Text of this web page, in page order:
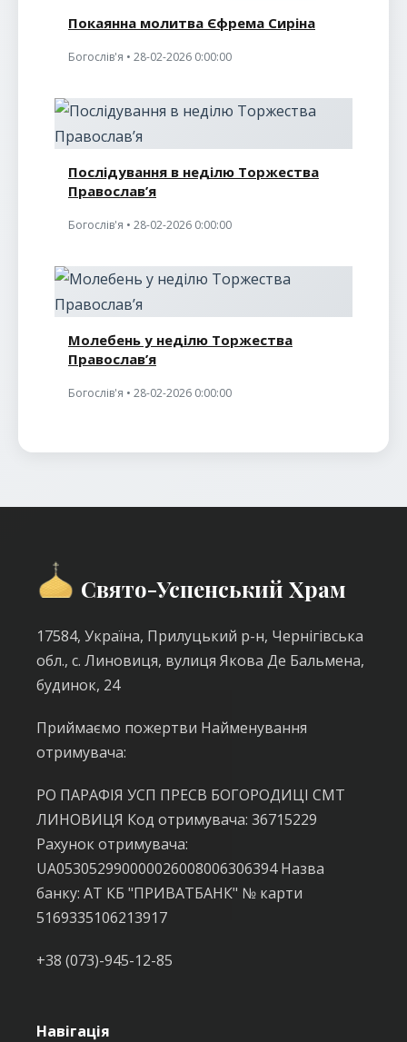
Покаянна молитва Єфрема Сиріна
Богослів'я • 28-02-2026 0:00:00
Послідування в неділю Торжества
Православ’я
Богослів'я • 28-02-2026 0:00:00
Молебень у неділю Торжества
Православ’я
Богослів'я • 28-02-2026 0:00:00
Свято-Успенський Храм
17584, Україна, Прилуцький р-н, Чернігівська
обл., с. Линовиця, вулиця Якова Де Бальмена,
будинок, 24
Приймаємо пожертви Найменування
отримувача:
РО ПАРАФІЯ УСП ПРЕСВ БОГОРОДИЦІ СМТ
ЛИНОВИЦЯ Код отримувача: 36715229
Рахунок отримувача:
UA053052990000026008006306394 Назва
банку: АТ КБ "ПРИВАТБАНК" № карти
5169335106213917
+38 (073)-945-12-85
Навігація